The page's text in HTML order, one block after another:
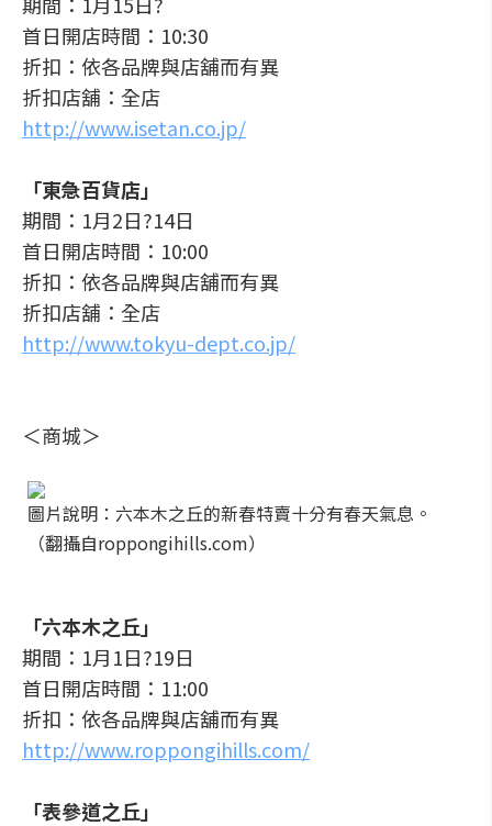
首日開店時間：10:30
折扣：依各品牌與店舖而有異
折扣店舖：全店
http://www.isetan.co.jp/
「東急百貨店」
期間：1月2日?14日
首日開店時間：10:00
折扣：依各品牌與店舖而有異
折扣店舖：全店
http://www.tokyu-dept.co.jp/
＜商城＞
圖片說明：六本木之丘的新春特賣十分有春天氣息。
（翻攝自roppongihills.com）
「六本木之丘」
期間：1月1日?19日
首日開店時間：11:00
折扣：依各品牌與店舖而有異
http://www.roppongihills.com/
「表參道之丘」